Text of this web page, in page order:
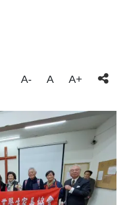
A- A A+